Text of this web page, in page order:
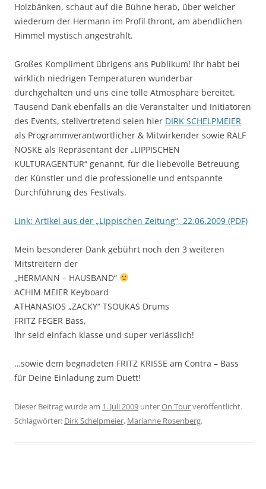
Holzbänken, schaut auf die Bühne herab, über welcher
wiederum der Hermann im Profil thront, am abendlichen
Himmel mystisch angestrahlt.
Großes Kompliment übrigens ans Publikum! Ihr habt bei
wirklich niedrigen Temperaturen wunderbar
durchgehalten und uns eine tolle Atmosphäre bereitet.
Tausend Dank ebenfalls an die Veranstalter und Initiatoren
des Events, stellvertretend seien hier DIRK SCHELPMEIER
als Programmverantwortlicher & Mitwirkender sowie RALF
NOSKE als Repräsentant der „LIPPISCHEN
KULTURAGENTUR“ genannt, für die liebevolle Betreuung
der Künstler und die professionelle und entspannte
Durchführung des Festivals.
Link: Artikel aus der „Lippischen Zeitung“, 22.06.2009 (PDF)
Mein besonderer Dank gebührt noch den 3 weiteren
Mitstreitern der
„HERMANN – HAUSBAND“
ACHIM MEIER Keyboard
ATHANASIOS „ZACKY“ TSOUKAS Drums
FRITZ FEGER Bass,
Ihr seid einfach klasse und super verlässlich!
…sowie dem begnadeten FRITZ KRISSE am Contra – Bass
für Deine Einladung zum Duett!
Dieser Beitrag wurde am 1. Juli 2009 unterOn Tourveröffentlicht.
Schlagwörter: Dirk Schelpmeier, Marianne Rosenberg.